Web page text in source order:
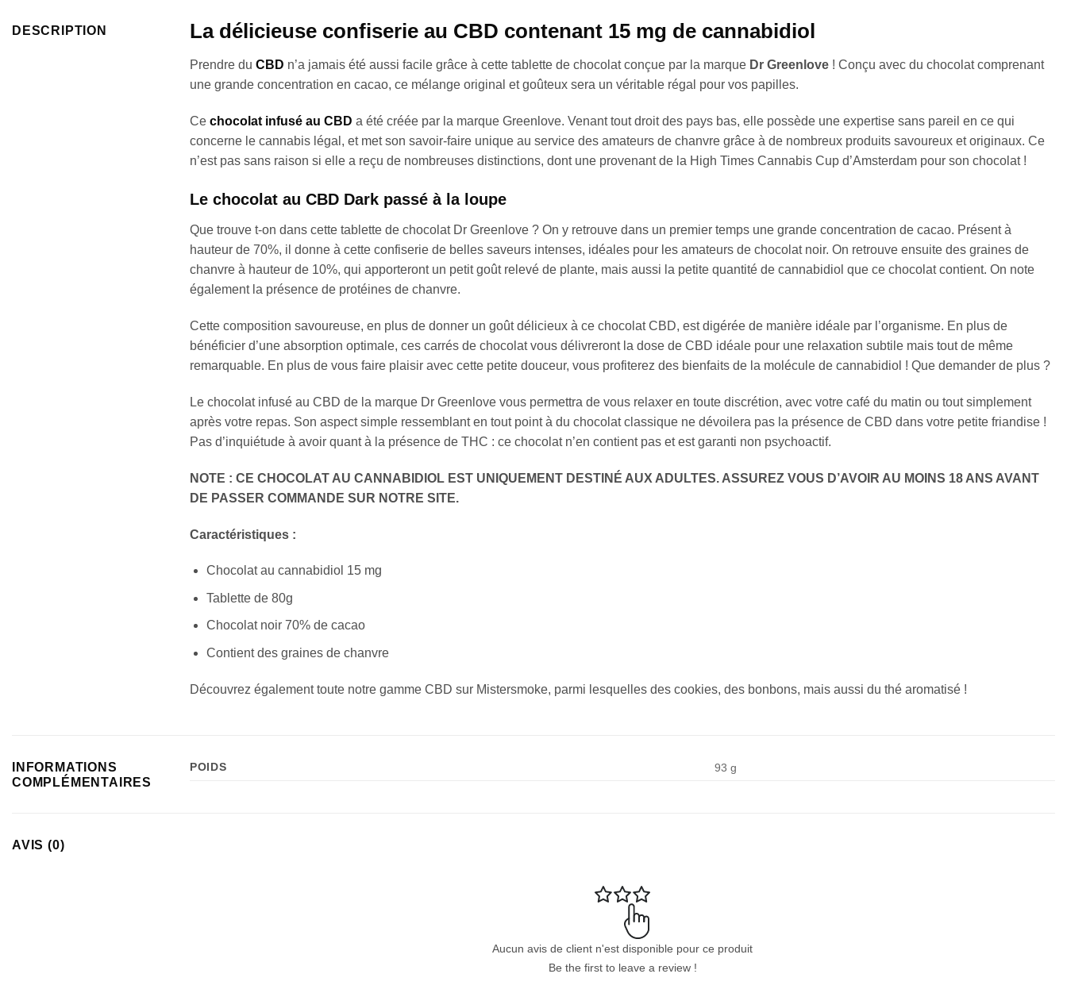
DESCRIPTION La délicieuse confiserie au CBD contenant 15 mg de cannabidiol
Prendre du CBD n’a jamais été aussi facile grâce à cette tablette de chocolat conçue par la marque Dr Greenlove ! Conçu avec du chocolat comprenant
une grande concentration en cacao, ce mélange original et goûteux sera un véritable régal pour vos papilles.
Ce chocolat infusé au CBD a été créée par la marque Greenlove. Venant tout droit des pays bas, elle possède une expertise sans pareil en ce qui
concerne le cannabis légal, et met son savoir-faire unique au service des amateurs de chanvre grâce à de nombreux produits savoureux et originaux. Ce
n’est pas sans raison si elle a reçu de nombreuses distinctions, dont une provenant de la High Times Cannabis Cup d’Amsterdam pour son chocolat !
Le chocolat au CBD Dark passé à la loupe
Que trouve t-on dans cette tablette de chocolat Dr Greenlove ? On y retrouve dans un premier temps une grande concentration de cacao. Présent à
hauteur de 70%, il donne à cette confiserie de belles saveurs intenses, idéales pour les amateurs de chocolat noir. On retrouve ensuite des graines de
chanvre à hauteur de 10%, qui apporteront un petit goût relevé de plante, mais aussi la petite quantité de cannabidiol que ce chocolat contient. On note
également la présence de protéines de chanvre.
Cette composition savoureuse, en plus de donner un goût délicieux à ce chocolat CBD, est digérée de manière idéale par l’organisme. En plus de
bénéficier d’une absorption optimale, ces carrés de chocolat vous délivreront la dose de CBD idéale pour une relaxation subtile mais tout de même
remarquable. En plus de vous faire plaisir avec cette petite douceur, vous profiterez des bienfaits de la molécule de cannabidiol ! Que demander de plus ?
Le chocolat infusé au CBD de la marque Dr Greenlove vous permettra de vous relaxer en toute discrétion, avec votre café du matin ou tout simplement
après votre repas. Son aspect simple ressemblant en tout point à du chocolat classique ne dévoilera pas la présence de CBD dans votre petite friandise !
Pas d’inquiétude à avoir quant à la présence de THC : ce chocolat n’en contient pas et est garanti non psychoactif.
NOTE : CE CHOCOLAT AU CANNABIDIOL EST UNIQUEMENT DESTINÉ AUX ADULTES. ASSUREZ VOUS D’AVOIR AU MOINS 18 ANS AVANT
DE PASSER COMMANDE SUR NOTRE SITE.
Caractéristiques :
Chocolat au cannabidiol 15 mg
Tablette de 80g
Chocolat noir 70% de cacao
Contient des graines de chanvre
Découvrez également toute notre gamme CBD sur Mistersmoke, parmi lesquelles des cookies, des bonbons, mais aussi du thé aromatisé !
INFORMATIONS
COMPLÉMENTAIRES
POIDS 93 g
AVIS (0)
Aucun avis de client n'est disponible pour ce produit
Be the first to leave a review !